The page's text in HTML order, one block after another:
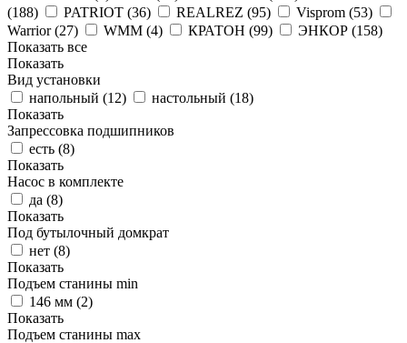
(188) PATRIOT (36) REALREZ (95) Visprom (53)
Warrior (27) WMM (4) КРАТОН (99) ЭНКОР (158)
Показать все
Показать
Вид установки
напольный (12) настольный (18)
Показать
Запрессовка подшипников
есть (8)
Показать
Насос в комплекте
да (8)
Показать
Под бутылочный домкрат
нет (8)
Показать
Подъем станины min
146 мм (2)
Показать
Подъем станины max